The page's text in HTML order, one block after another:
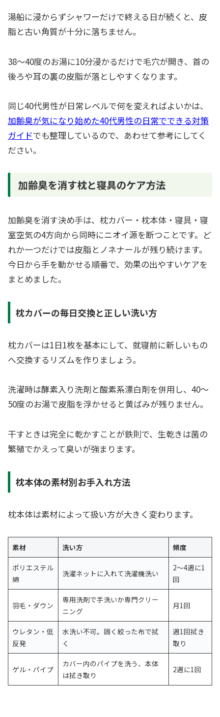
湯船に浸からずシャワーだけで終える日が続くと、皮
脂と古い角質が十分に落ちません。
38〜40度のお湯に10分浸かるだけで毛穴が開き、首の
後ろや耳の裏の皮脂が落としやすくなります。
同じ40代男性が日常レベルで何を変えればよいかは、
加齢臭が気になり始めた40代男性の日常でできる対策
ガイドでも整理しているので、あわせて参考にしてく
ださい。
加齢臭を消す枕と寝具のケア方法
加齢臭を消す決め手は、枕カバー・枕本体・寝具・寝
室空気の4方向から同時にニオイ源を断つことです。ど
れか一つだけでは皮脂とノネナールが残り続けます。
今日から手を動かせる順番で、効果の出やすいケアを
まとめました。
枕カバーの毎日交換と正しい洗い方
枕カバーは1日1枚を基本にして、就寝前に新しいもの
へ交換するリズムを作りましょう。
洗濯時は酵素入り洗剤と酸素系漂白剤を併用し、40〜
50度のお湯で皮脂を浮かせると黄ばみが残りません。
干すときは完全に乾かすことが鉄則で、生乾きは菌の
繁殖でかえって臭いが強まります。
枕本体の素材別お手入れ方法
枕本体は素材によって扱い方が大きく変わります。
素材 洗い方 頻度
ポリエステル
綿
洗濯ネットに入れて洗濯機洗い
2〜4週に1
回
羽毛・ダウン
専用洗剤で手洗いか専門クリー
ニング
月1回
ウレタン・低
反発
水洗い不可。固く絞った布で拭
く
週1回拭き
取り
ゲル・パイプ
カバー内のパイプを洗う、本体
は拭き取り
2週に1回